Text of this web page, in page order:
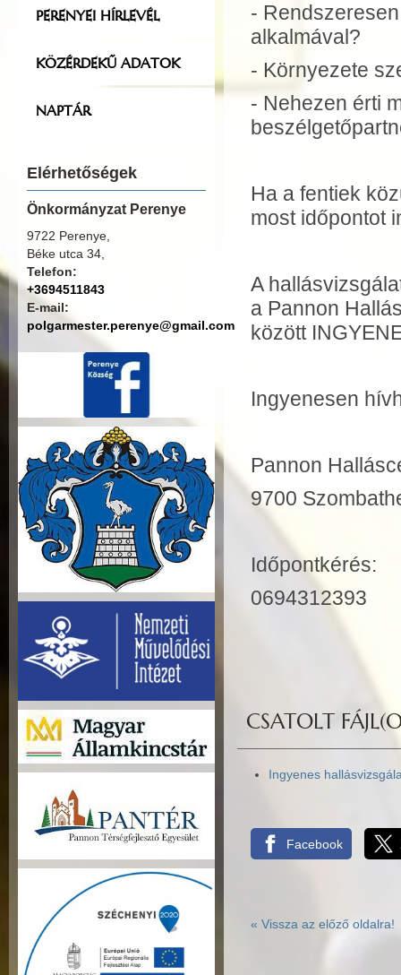
PERENYEI HÍRLEVÉL
KÖZÉRDEKŰ ADATOK
NAPTÁR
Elérhetőségek
Önkormányzat Perenye
9722 Perenye,
Béke utca 34,
Telefon:
+3694511843
E-mail:
polgarmester.perenye@gmail.com
-
alkalmával?
- Környezete
- Nehezen érti
Ha a fentiek
most időpontot
A
a Pannon
között
Ingyenesen
Pannon
9700
Időpontkérés:
0694312393
CSATOLT
Ingyenes
Facebook
« Vissza az előző oldalra!